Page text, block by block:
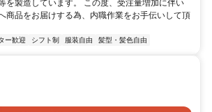
を製造しています。 この度、受注量増加に伴い
商品をお届けする為、内職作業をお手伝いして頂
ー歓迎 シフト制 服装自由 髪型・髪色自由